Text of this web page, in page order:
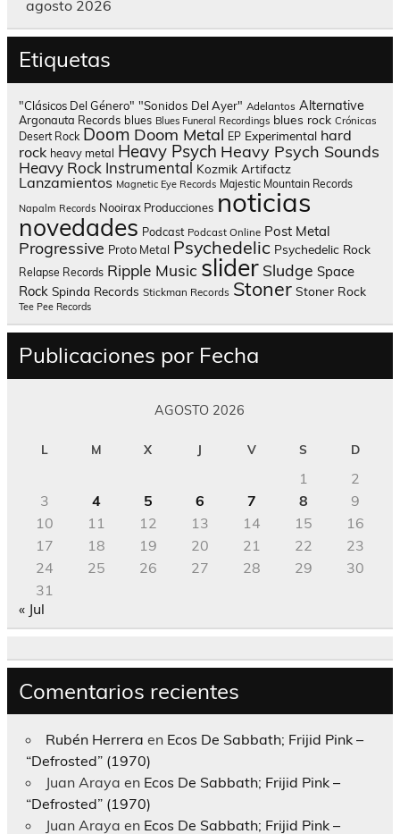
agosto 2026
Etiquetas
"Clásicos Del Género" "Sonidos Del Ayer" Adelantos Alternative
Argonauta Records blues Blues Funeral Recordings blues rock Crónicas
Desert Rock Doom Doom Metal EP Experimental hard
rock heavy metal Heavy Psych Heavy Psych Sounds
Heavy Rock Instrumental Kozmik Artifactz
Lanzamientos Magnetic Eye Records Majestic Mountain Records
Napalm Records Nooirax Producciones noticias
novedades Podcast Podcast Online Post Metal
Progressive Proto Metal Psychedelic Psychedelic Rock
Relapse Records Ripple Music slider Sludge Space
Rock Spinda Records Stickman Records Stoner Stoner Rock
Tee Pee Records
Publicaciones por Fecha
AGOSTO 2026
L M X J V S D
1
2
3
4 5 6 7 8
9
10
11 12 13 14 15
16
17
18 19 20 21 22
23
24
25 26 27 28 29
30
31
« Jul
Comentarios recientes
Rubén Herrera en Ecos De Sabbath; Frijid Pink –
“Defrosted” (1970)
Juan Araya en Ecos De Sabbath; Frijid Pink –
“Defrosted” (1970)
Juan Araya en Ecos De Sabbath; Frijid Pink –